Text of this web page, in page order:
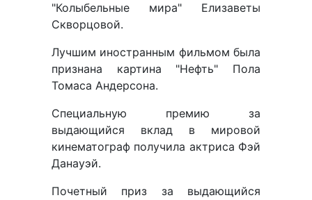
"Колыбельные мира" Елизаветы
Скворцовой.
Лучшим иностранным фильмом была
признана картина "Нефть" Пола
Томаса Андерсона.
Специальную премию за
выдающийся вклад в мировой
кинематограф получила актриса Фэй
Данауэй.
Почетный приз за выдающийся